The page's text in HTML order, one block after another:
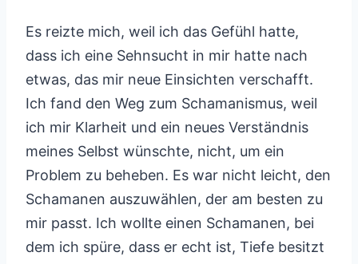
Es reizte mich, weil ich das Gefühl hatte,
dass ich eine Sehnsucht in mir hatte nach
etwas, das mir neue Einsichten verschafft.
Ich fand den Weg zum Schamanismus, weil
ich mir Klarheit und ein neues Verständnis
meines Selbst wünschte, nicht, um ein
Problem zu beheben. Es war nicht leicht, den
Schamanen auszuwählen, der am besten zu
mir passt. Ich wollte einen Schamanen, bei
dem ich spüre, dass er echt ist, Tiefe besitzt